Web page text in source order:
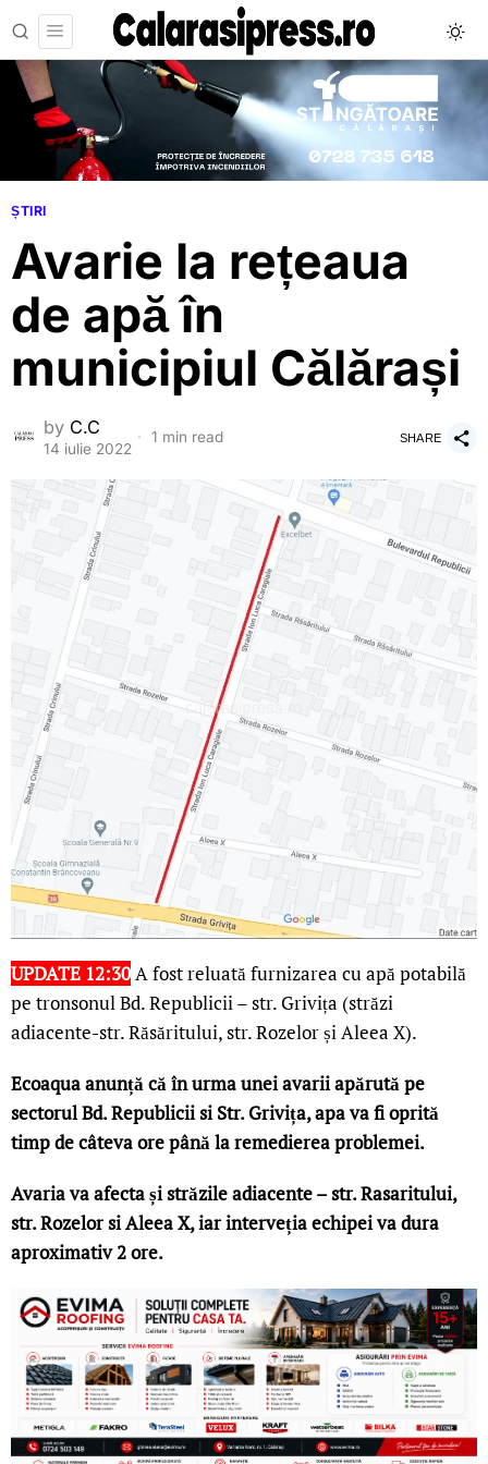
ȘTIRI
Avarie la rețeaua
de apă în
municipiul Călărași
by C.C
14 iulie 2022
1 min read SHARE
UPDATE 12:30A fost reluată furnizarea cu apă potabilă
pe tronsonul Bd. Republicii – str. Grivița (străzi
adiacente-str. Răsăritului, str. Rozelor și Aleea X).
Ecoaqua anunță că în urma unei avarii apărută pe
sectorul Bd. Republicii si Str. Grivița, apa va fi oprită
timp de câteva orepână la remedierea problemei.
Avaria va afecta și străzile adiacente – str. Rasaritului,
str. Rozelor si Aleea X, iar interveția echipei va dura
aproximativ 2 ore.